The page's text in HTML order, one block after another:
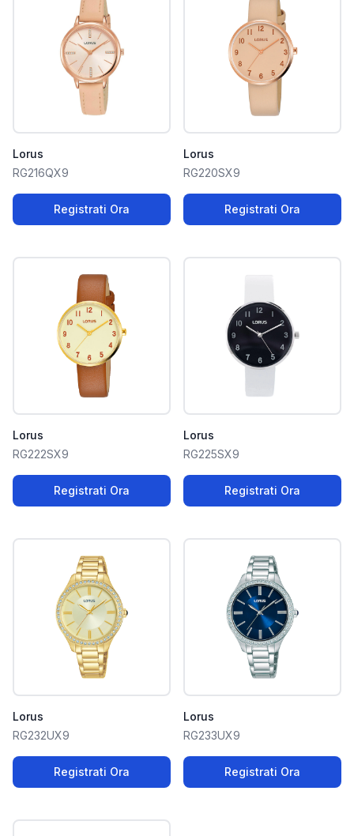
Lorus
RG216QX9
Registrati Ora
Lorus
RG220SX9
Registrati Ora
Lorus
RG222SX9
Registrati Ora
Lorus
RG225SX9
Registrati Ora
Lorus
RG232UX9
Registrati Ora
Lorus
RG233UX9
Registrati Ora